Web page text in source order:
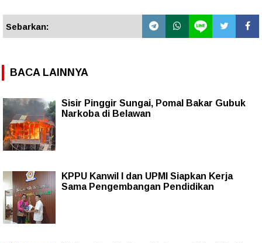
Sebarkan:
BACA LAINNYA
Sisir Pinggir Sungai, Pomal Bakar Gubuk
Narkoba di Belawan
KPPU Kanwil I dan UPMI Siapkan Kerja
Sama Pengembangan Pendidikan